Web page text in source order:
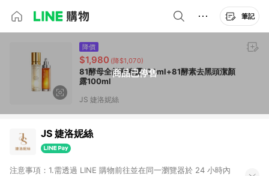
筆記
商品已停售
降價
$1,980 (降$1,070)
81酵母全能青春露120ml+81酵素去黑頭潔顏
露100ml
JS 婕洛妮絲
JS 婕洛妮絲
注意事項：1.需透過 LINE 購物前往並在同一瀏覽器於 24 小時內